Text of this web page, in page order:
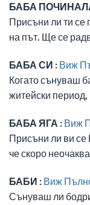
БАБА
Присъни ли ти се
на път. Ще се
БАБА СИ : Виж
Когато сънуваш
житейски период,
БАБА ЯГА : Виж
Присъни ли ви се
че скоро
БАБИ : Виж
Сънуваш ли